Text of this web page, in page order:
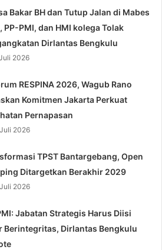
Bakar BH dan Tutup Jalan di Mabes
PP-PMI, dan HMI kolega Tolak
Dirlantas Bengkulu
2026
RESPINA 2026, Wagub Rano
Komitmen Jakarta Perkuat
Pernapasan
2026
TPST Bantargebang, Open
Ditargetkan Berakhir 2029
2026
Jabatan Strategis Harus Diisi
Berintegritas, Dirlantas Bengkulu